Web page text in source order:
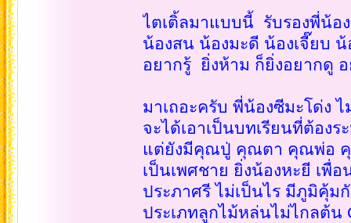
ไตเติ้ลมาแบบนี้ รับรองพี่น้อ
น้องสน น้องมะดี น้องเจี๊ยบ
อยากรู้ ยิ่งห้าม ก็ยิ่งอยากดู
มาเถอะครับ พี่น้องซีมะโด่ง
จะได้เอาเป็นบทเรียนที่ต้องร
แต่ยังมีคุณปู่ คุณตา คุณพ่อ คุ
เป็นเพศชาย ยิ่งน้องหะยี เพื่
ประภาศรี ไม่เป็นไร มีภูมิคุ้
ประเภทลูกไม้หล่นไม่ไกลต้